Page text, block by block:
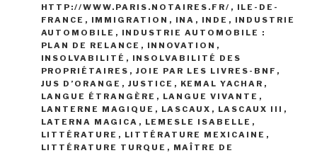
HTTP://WWW.PARIS.NOTAIRES.FR/ , ILE-DE-
FRANCE , IMMIGRATION , INA , INDE , INDUSTRIE
AUTOMOBILE , INDUSTRIE AUTOMOBILE :
PLAN DE RELANCE , INNOVATION ,
INSOLVABILITÉ , INSOLVABILITÉ DES
PROPRIÉTAIRES , JOIE PAR LES LIVRES-BNF ,
JUS D’ORANGE , JUSTICE , KEMAL YACHAR ,
LANGUE ÉTRANGÈRE , LANGUE VIVANTE ,
LANTERNE MAGIQUE , LASCAUX , LASCAUX III ,
LATERNA MAGICA , LEMESLE ISABELLE ,
LITTÉRATURE , LITTÉRATURE MEXICAINE ,
LITTÉRATURE TURQUE , MAÎTRE DE